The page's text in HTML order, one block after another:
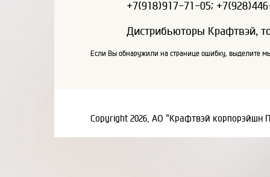
+7(918)917-71-05;
Дистрибьюторы Крафтвэй,
Если Вы обнаружили на странице ошибку, выделите
Copyright 2026, АО "Крафтвэй корпорэйшн